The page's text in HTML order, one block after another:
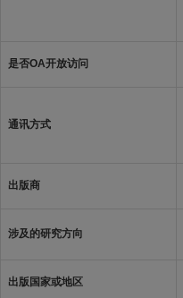
是否OA开放访问
通讯方式
出版商
涉及的研究方向
出版国家或地区